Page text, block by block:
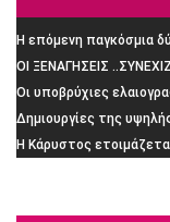
Η επόμενη παγκόσμια
ΟΙ ΞΕΝΑΓΗΣΕΙΣ
Οι υποβρύχιες